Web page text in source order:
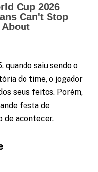
quando saiu sendo o
do time, o jogador
seus feitos. Porém,
festa de
de acontecer.